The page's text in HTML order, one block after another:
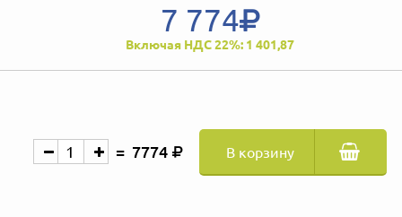
7 774
Включая НДС 22%: 1 401,87
7774 В корзину